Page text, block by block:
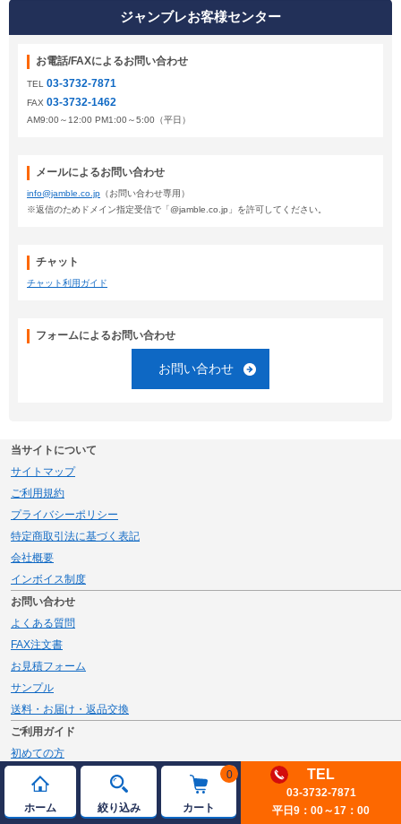
ホーム 絞り込み
0
カート
TEL
03-3732-7871
平日9：00～17：00
ジャンブレお客様センター
お電話/FAXによるお問い合わせ
TEL 03-3732-7871
FAX 03-3732-1462
AM9:00～12:00 PM1:00～5:00（平日）
メールによるお問い合わせ
info@jamble.co.jp （お問い合わせ専用）
※返信のためドメイン指定受信で「@jamble.co.jp」を許可してください。
チャット
チャット利用ガイド
フォームによるお問い合わせ
お問い合わせ
当サイトについて
サイトマップ
ご利用規約
プライバシーポリシー
特定商取引法に基づく表記
会社概要
インボイス制度
お問い合わせ
よくある質問
FAX注文書
お見積フォーム
サンプル
送料・お届け・返品交換
ご利用ガイド
初めての方
お買い物の流れ
お支払い方法